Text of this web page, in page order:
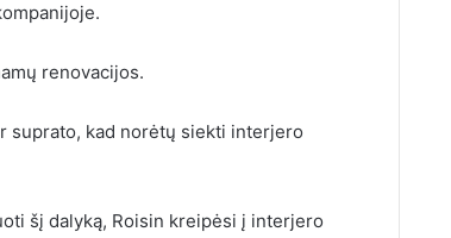
renovacijos.
suprato, kad norėtų siekti interjero
šį dalyką, Roisin kreipėsi į interjero